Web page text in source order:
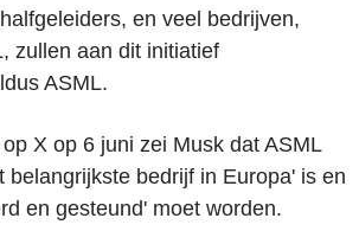
en veel bedrijven,
zullen aan dit initiatief
ASML.
X op 6 juni zei Musk dat ASML
belangrijkste bedrijf in Europa' is en
en gesteund' moet worden.